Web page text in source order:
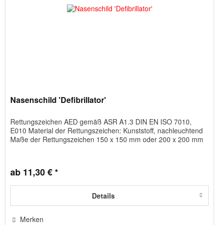
Nasenschild 'Defibrillator'
Rettungszeichen AED gemäß ASR A1.3 DIN EN ISO 7010,
E010 Material der Rettungszeichen: Kunststoff, nachleuchtend
Maße der Rettungszeichen 150 x 150 mm oder 200 x 200 mm
ab 11,30 € *
Details
Merken